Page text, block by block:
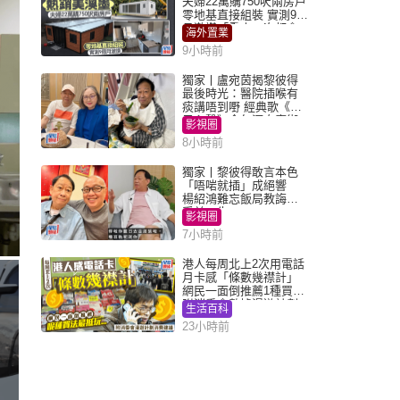
零地基直接組裝 實測9個
月激讚「重來一次都會
買」
海外置業
9小時前
獨家丨盧宛茵揭黎彼得
最後時光：醫院插喉有
痰講唔到嘢 經典歌《浪
子心聲》金句源自廟街
睇相佬
影視圈
8小時前
獨家丨黎彼得敢言本色
「唔啱就插」成絕響
楊紹鴻難忘飯局教誨：
受益一生
影視圈
7小時前
港人每周北上2次用電話
月卡感「條數幾襟計」
網民一面倒推薦1種買法
附消委會數據漫遊計劃
消費提示
生活百科
23小時前